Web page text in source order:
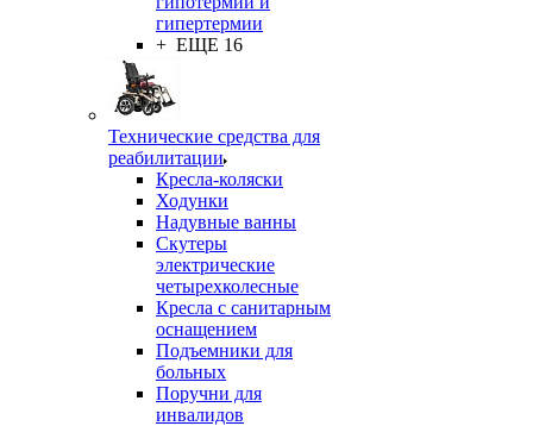
гипертермии
+ ЕЩЕ 16
Технические средства для
реабилитации
Кресла-коляски
Ходунки
Надувные ванны
Скутеры
электрические
четырехколесные
Кресла с санитарным
оснащением
Подъемники для
больных
Поручни для
инвалидов